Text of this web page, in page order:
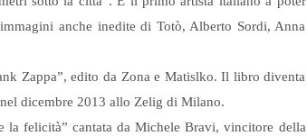
anche inedite di Totò, Alberto Sordi, Anna
Zappa”, edito da Zona e Matislko. Il libro diventa
dicembre 2013 allo Zelig di Milano.
la felicità” cantata da Michele Bravi, vincitore della